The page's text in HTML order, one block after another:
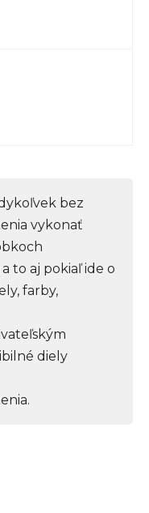
bez
vykonať
to aj pokiaľ ide o
farby,
diely